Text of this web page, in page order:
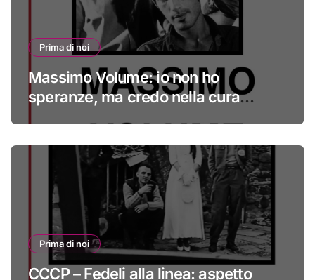
Prima di noi
Massimo Volume: io non ho
speranze, ma credo nella cura
Prima di noi
CCCP – Fedeli alla linea: aspetto